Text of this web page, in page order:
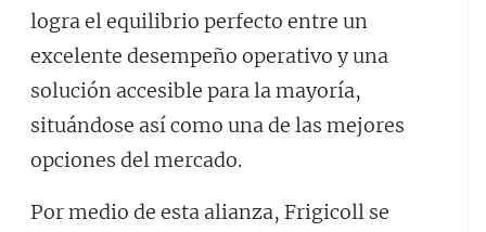
logra el equilibrio perfecto entre un
excelente desempeño operativo y una
solución accesible para la mayoría,
situándose así como una de las mejores
opciones del mercado.
Por medio de esta alianza, Frigicoll se